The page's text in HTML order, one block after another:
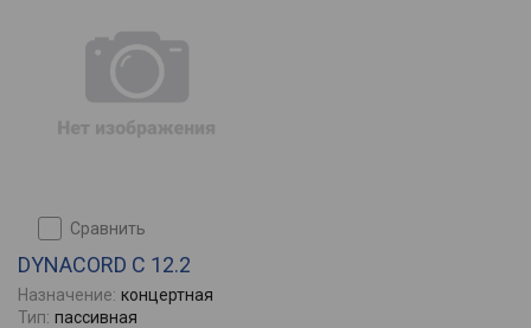
сравнить
DYNACORD C 12.2
Назначение: концертная
Тип: пасcивная